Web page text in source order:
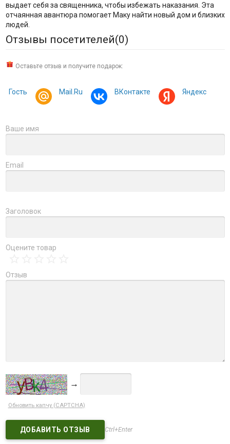
выдает себя за священника, чтобы избежать наказания. Эта
отчаянная авантюра помогает Маку найти новый дом и близких
людей.
Отзывы посетителей(0)
Оставьте отзыв и получите подарок:
Гость Mail.Ru ВКонтакте Яндекс
Ваше имя
Email
Заголовок
Оцените товар
Отзыв
→
Обновить капчу (CAPTCHA)
Ctrl+Enter